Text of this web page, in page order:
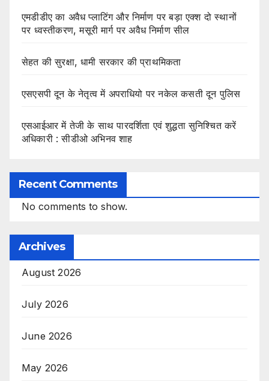
एमडीडीए का अवैध प्लाटिंग और निर्माण पर बड़ा एक्श दो स्थानों
पर ध्वस्तीकरण, मसूरी मार्ग पर अवैध निर्माण सील
सेहत की सुरक्षा, धामी सरकार की प्राथमिकता
एसएसपी दून के नेतृत्व में अपराधियो पर नकेल कसती दून पुलिस
एसआईआर में तेजी के साथ पारदर्शिता एवं शुद्धता सुनिश्चित करें
अधिकारी : सीडीओ अभिनव शाह
Recent Comments
No comments to show.
Archives
August 2026
July 2026
June 2026
May 2026